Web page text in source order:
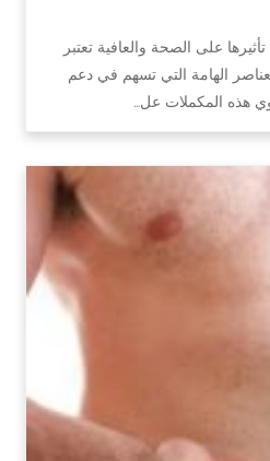
على الصحة والعافية تعتبر
الهامة التي تسهم في دعم
هذه المكملات عل…